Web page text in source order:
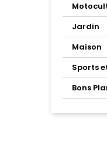
Jardin
Maison
Sports
Bons